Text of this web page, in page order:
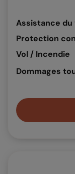
Assistance du
Protection
Vol / Incendie
Dommages